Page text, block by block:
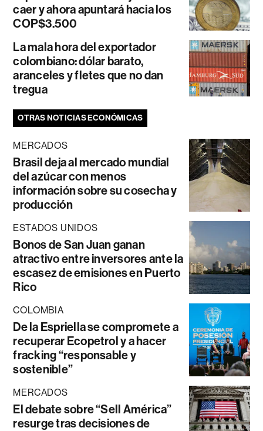
caer y ahora apuntará hacia los
COP$3.500
La mala hora del exportador
colombiano: dólar barato,
aranceles y fletes que no dan
tregua
OTRAS NOTICIAS ECONÓMICAS
MERCADOS
Brasil deja al mercado mundial
del azúcar con menos
información sobre su cosecha y
producción
ESTADOS UNIDOS
Bonos de San Juan ganan
atractivo entre inversores ante la
escasez de emisiones en Puerto
Rico
COLOMBIA
De la Espriella se compromete a
recuperar Ecopetrol y a hacer
fracking “responsable y
sostenible”
MERCADOS
El debate sobre “Sell América”
resurge tras decisiones de